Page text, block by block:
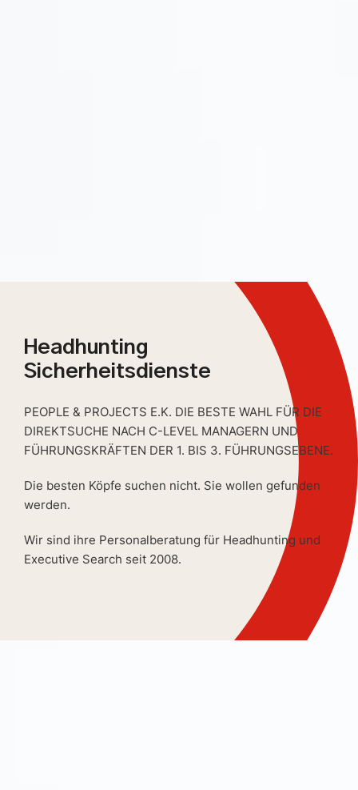
Headhunting
Sicherheitsdienste
PEOPLE & PROJECTS E.K. DIE BESTE WAHL FÜR DIE
DIREKTSUCHE NACH C-LEVEL MANAGERN UND
FÜHRUNGSKRÄFTEN DER 1. BIS 3. FÜHRUNGSEBENE.
Die besten Köpfe suchen nicht. Sie wollen gefunden
werden.
Wir sind ihre Personalberatung für Headhunting und
Executive Search seit 2008.